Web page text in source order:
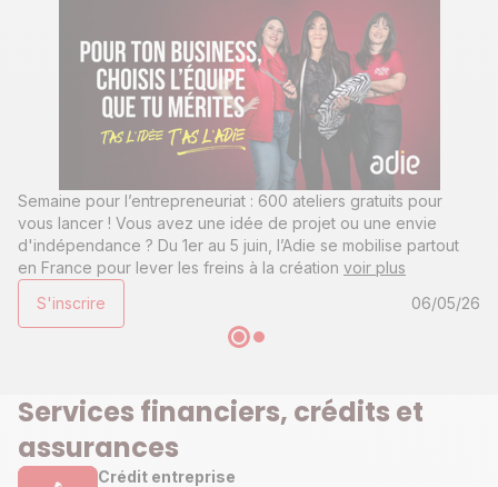
Semaine pour l’entrepreneuriat : 600 ateliers gratuits pour
vous lancer ! Vous avez une idée de projet ou une envie
d'indépendance ? Du 1er au 5 juin, l’Adie se mobilise partout
en France pour lever les freins à la création voir plus
S'inscrire
06/05/26
Services financiers, crédits et
assurances
Crédit entreprise